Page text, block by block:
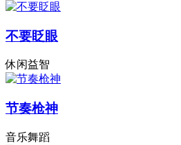
不要眨眼
休闲益智
节奏枪神
音乐舞蹈